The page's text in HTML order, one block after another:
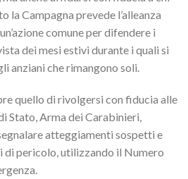
la Campagna prevede l’alleanza
comune per difendere i
dei mesi estivi durante i quali si
anziani che rimangono soli.
quello di rivolgersi con fiducia alle
Stato, Arma dei Carabinieri,
atteggiamenti sospetti e
di pericolo, utilizzando il Numero